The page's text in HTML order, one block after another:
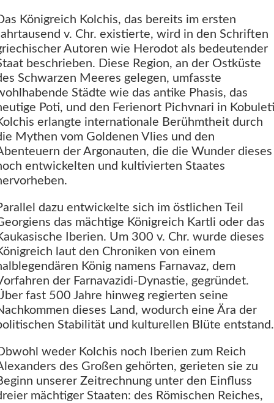
Königreich Kolchis, das bereits im ersten
v. Chr. existierte, wird in den Schriften
Autoren wie Herodot als bedeutender
beschrieben. Diese Region, an der Ostküste
Schwarzen Meeres gelegen, umfasste
Städte wie das antike Phasis, das
Poti, und den Ferienort Pichvnari in
erlangte internationale Berühmtheit durch
Mythen vom Goldenen Vlies und den
der Argonauten, die die Wunder dieses
entwickelten und kultivierten Staates
dazu entwickelte sich im östlichen Teil
das mächtige Königreich Kartli oder das
Iberien. Um 300 v. Chr. wurde dieses
laut den Chroniken von einem
König namens Farnavaz, dem
der Farnavazidi-Dynastie, gegründet.
fast 500 Jahre hinweg regierten seine
dieses Land, wodurch eine Ära der
Stabilität und kulturellen Blüte entstand.
weder Kolchis noch Iberien zum Reich
des Großen gehörten, gerieten sie zu
unserer Zeitrechnung unter den Einfluss
mächtiger Staaten: des Römischen Reiches,